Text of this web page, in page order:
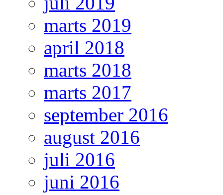
marts 2019
april 2018
marts 2018
marts 2017
september 2016
august 2016
juli 2016
juni 2016